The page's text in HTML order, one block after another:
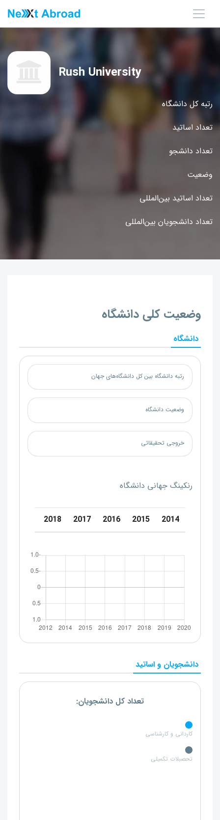
رتبه کل دانشگاه
تعداد اساتید
تعداد دانشجو
وضعیت
تعداد اساتید بین‌المللی
تعداد دانشجویان بین‌المللی
Rush University
وضعیت کلی دانشگاه
دانشگاه
رتبه دانشگاه بین کل دانشگاه‌های جهان
وضعیت دانشگاه
خروجی تحقیقاتی
رنکینگ جهانی دانشگاه
2014
2015
2016
2017
2018
دانشجویان و اساتید
تعداد کل دانشجویان:
کاردانی و کارشناسی
تحصبلات تکمیلی